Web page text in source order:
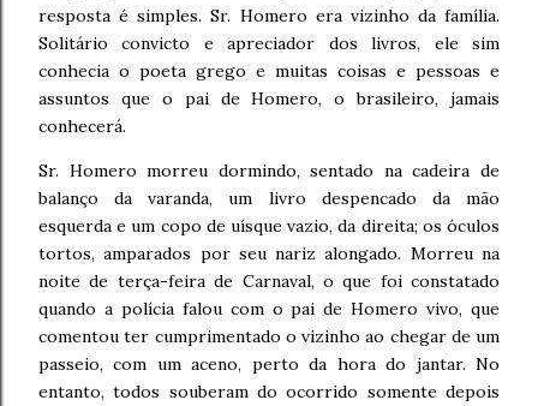
resposta é simples. Sr. Homero era vizinho da família.
Solitário convicto e apreciador dos livros, ele sim
conhecia o poeta grego e muitas coisas e pessoas e
assuntos que o pai de Homero, o brasileiro, jamais
conhecerá.
Sr. Homero morreu dormindo, sentado na cadeira de
balanço da varanda, um livro despencado da mão
esquerda e um copo de uísque vazio, da direita; os óculos
tortos, amparados por seu nariz alongado. Morreu na
noite de terça-feira de Carnaval, o que foi constatado
quando a polícia falou com o pai de Homero vivo, que
comentou ter cumprimentado o vizinho ao chegar de um
passeio, com um aceno, perto da hora do jantar. No
entanto, todos souberam do ocorrido somente depois